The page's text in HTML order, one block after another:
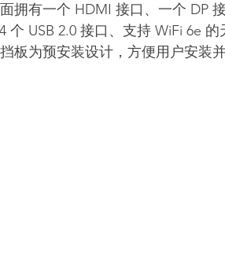
拥有一个 HDMI 接口、一个 DP
个 USB 2.0 接口、支持 WiFi 6e
板为预安装设计，方便用户安装